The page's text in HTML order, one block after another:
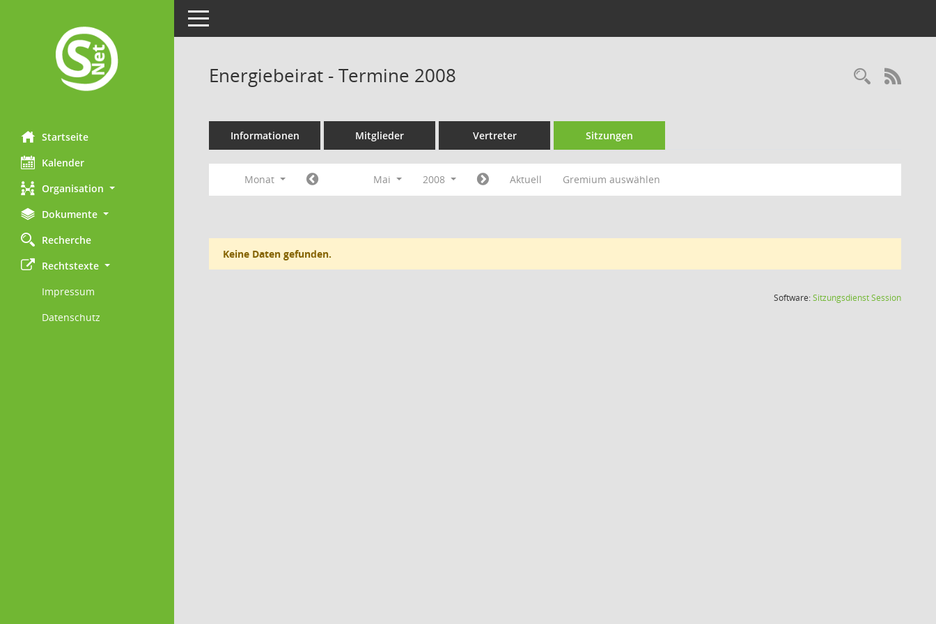
Startseite
Kalender
Organisation
Dokumente
Recherche
Rechtstexte
Impressum
Datenschutz
Toggle navigation
Energiebeirat - Termine 2008
Informationen Mitglieder Vertreter Sitzungen
Monat Mai 2008 Aktuell Gremium auswählen
Keine Daten gefunden.
Software:SitzungsdienstSession(Wird in